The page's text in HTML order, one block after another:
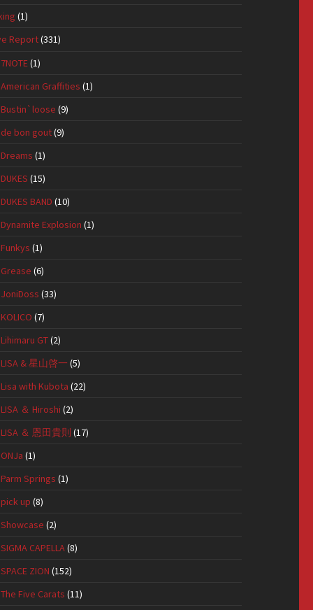
(1)
Report(331)
7NOTE(1)
American Graffities (1)
Bustin`loose (9)
de bon gout(9)
Dreams (1)
DUKES (15)
DUKES BAND (10)
Dynamite Explosion (1)
Funkys (1)
Grease (6)
JoniDoss (33)
KOLICO (7)
Lihimaru GT(2)
LISA & 星山啓一(5)
Lisa with Kubota (22)
LISA ＆ Hiroshi (2)
LISA ＆ 恩田貴則 (17)
ONJa (1)
Parm Springs (1)
pick up (8)
Showcase (2)
SIGMA CAPELLA(8)
SPACE ZION (152)
The Five Carats (11)